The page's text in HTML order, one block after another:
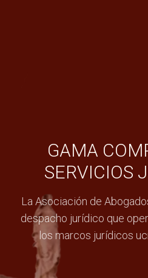
GAMA
SERVICIOS
La Asociación de
despacho jurídico que
los marcos jurídicos